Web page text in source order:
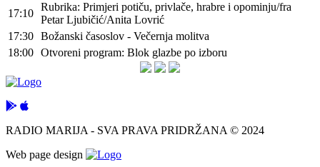
17:10
Rubrika: Primjeri potiču, privlače, hrabre i opominju/fra
Petar Ljubičić/Anita Lovrić
17:30 Božanski časoslov - Večernja molitva
18:00 Otvoreni program: Blok glazbe po izboru
RADIO MARIJA - SVA PRAVA PRIDRŽANA © 2024
Web page design